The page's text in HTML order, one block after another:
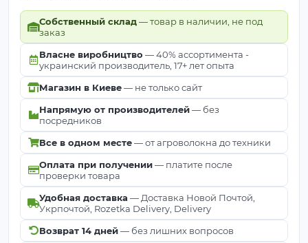
Собственный склад— товар в наличии, не под
заказ
Власне виробництво — 40% ассортимента -
украинский производитель, 17+ лет опыта
Магазин в Киеве— не только сайт
Напрямую от производителей— без
посредников
Все в одном месте— от агроволокна до техники
Оплата при получении— платите после
проверки товара
Удобная доставка — Доставка Новой Почтой,
Укрпочтой, Rozetka Delivery, Delivery
Возврат 14 дней— без лишних вопросов